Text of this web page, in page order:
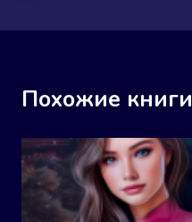
Похожие книги